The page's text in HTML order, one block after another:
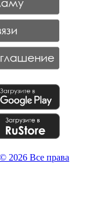
2026 Все права